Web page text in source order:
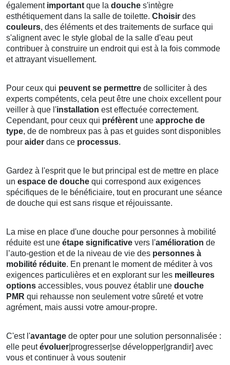
également important que la douche s'intègre
esthétiquement dans la salle de toilette. Choisir des
couleurs, des éléments et des traitements de surface qui
s'alignent avec le style global de la salle d'eau peut
contribuer à construire un endroit qui est à la fois commode
et attrayant visuellement.
Pour ceux qui peuvent se permettre de solliciter à des
experts compétents, cela peut être une choix excellent pour
veiller à que l'installation est effectuée correctement.
Cependant, pour ceux qui préfèrent une approche de
type, de de nombreux pas à pas et guides sont disponibles
pour aider dans ce processus.
Gardez à l'esprit que le but principal est de mettre en place
un espace de douche qui correspond aux exigences
spécifiques de le bénéficiaire, tout en procurant une séance
de douche qui est sans risque et réjouissante.
La mise en place d'une douche pour personnes à mobilité
réduite est une étape significative vers l'amélioration de
l’auto-gestion et de la niveau de vie des personnes à
mobilité réduite. En prenant le moment de méditer à vos
exigences particulières et en explorant sur les meilleures
options accessibles, vous pouvez établir une douche
PMR qui rehausse non seulement votre sûreté et votre
agrément, mais aussi votre amour-propre.
C'est l'avantage de opter pour une solution personnalisée :
elle peutévoluer |progresser|se développer|grandir] avec
vous et continuer à vous soutenir